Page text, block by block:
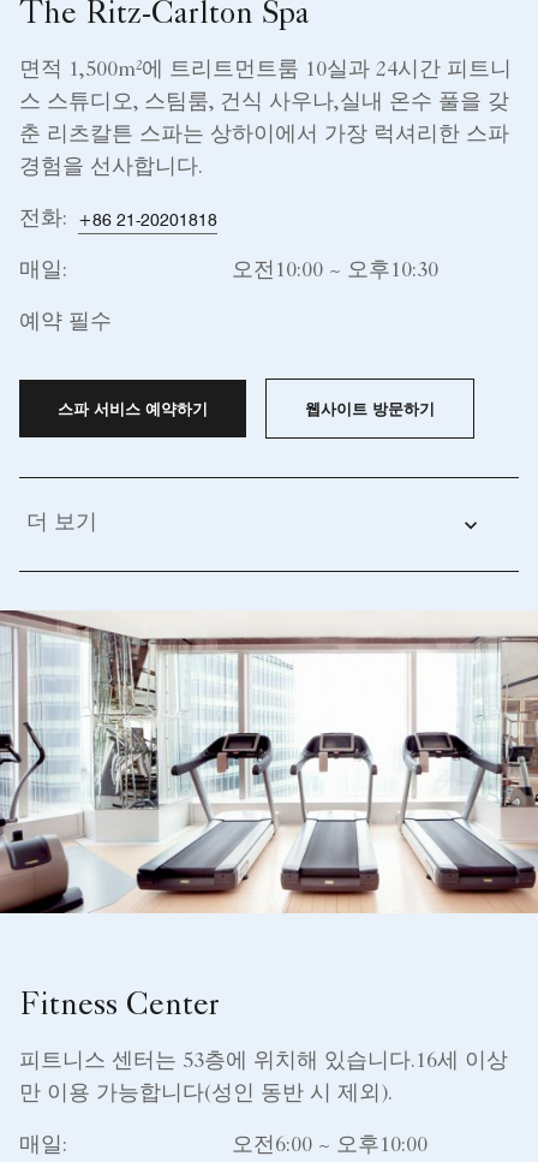
The Ritz-Carlton Spa
면적 1,500m²에 트리트먼트룸 10실과 24시간 피트니
스 스튜디오, 스팀룸, 건식 사우나,실내 온수 풀을 갖
춘 리츠칼튼 스파는 상하이에서 가장 럭셔리한 스파
경험을 선사합니다.
전화: +86 21-20201818
매일: 오전10:00 ~ 오후10:30
예약 필수
스파 서비스 예약하기 웹사이트 방문하기
더 보기
Fitness Center
피트니스 센터는 53층에 위치해 있습니다.16세 이상
만 이용 가능합니다(성인 동반 시 제외).
매일: 오전6:00 ~ 오후10:00